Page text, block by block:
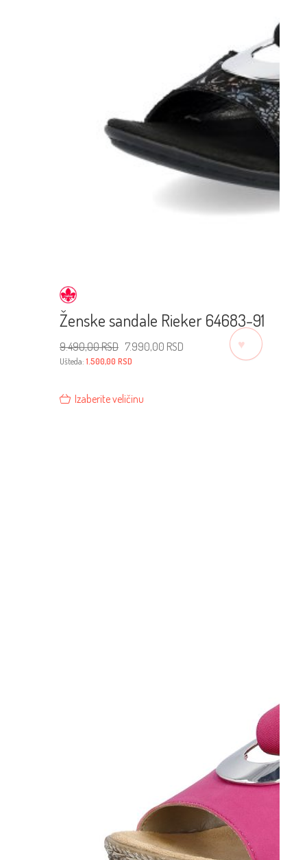
Ženske sandale Rieker 64683-91
9.490,00RSD Originalna
cena
je
bila:
9.490,00 RSD.
7.990,00 RSD
7.990,00 RSD.
Ušteda:1.500,00 RSD
Izaberite veličinu